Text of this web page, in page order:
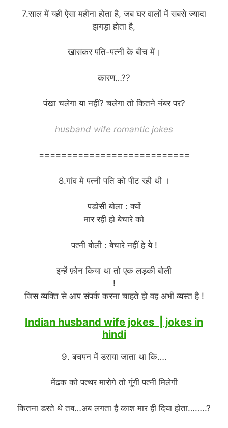
7.साल में यही ऐसा महीना होता है, जब घर वालों में सबसे ज्यादा
झगड़ा होता है,
खासकर पति-पत्नी के बीच में।
कारण…??
पंखा चलेगा या नहीं? चलेगा तो कितने नंबर पर?
husband wife romantic jokes
===========================
8.गांव मे पत्नी पति को पीट रही थी ।
पडोसी बोला : क्यों
मार रही हो बेचारे को
पत्नी बोली : बेचारे नहीं हे ये !
इन्हें फ़ोन किया था तो एक लड़की बोली
!
जिस व्यक्ति से आप संपर्क करना चाहते हो वह अभी व्यस्त है !
Indian husband wife jokes | jokes in
hindi
9. बचपन में डराया जाता था कि….
मेंढक को पत्थर मारोगे तो गूंगी पत्नी मिलेगी
कितना डरते थे तब…अब लगता है काश मार ही दिया होता……..?